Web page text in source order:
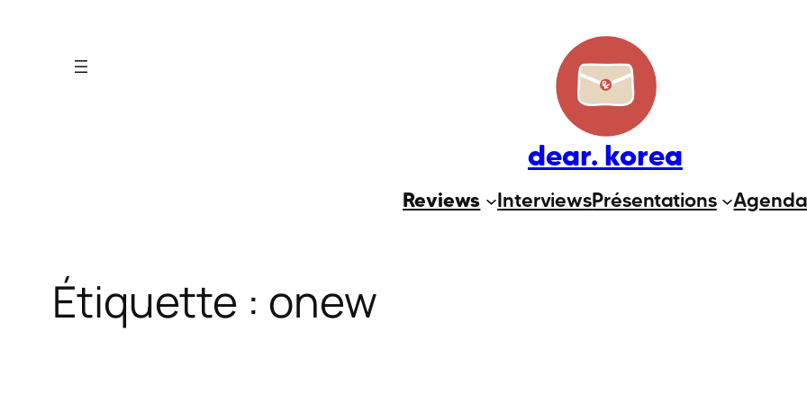
dear. korea
Reviews InterviewsPrésentations Agenda
Étiquette : onew